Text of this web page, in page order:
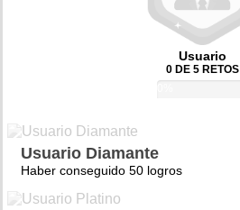
Usuario
0 DE 5 RETOS
Usuario Diamante
Haber conseguido 50 logros